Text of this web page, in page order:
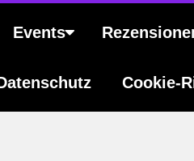
Events
Cookie-